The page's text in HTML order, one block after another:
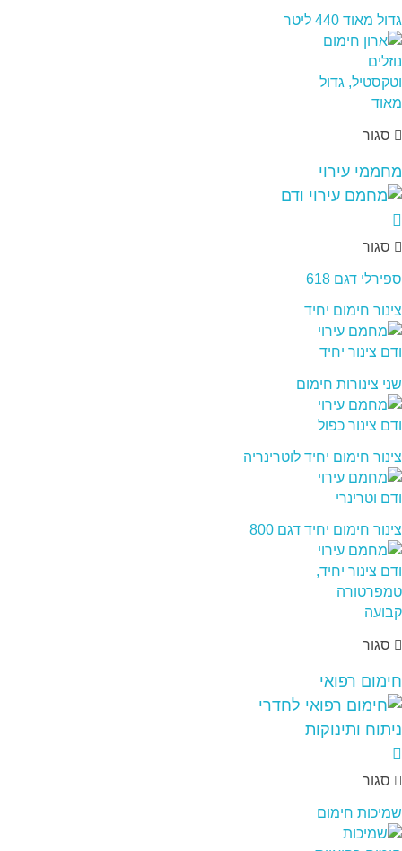
גדול מאוד 440 ליטר
סגור
מחממי עירוי
סגור
ספירלי דגם 618
צינור חימום יחיד
שני צינורות חימום
צינור חימום יחיד לוטרינריה
צינור חימום יחיד דגם 800
סגור
חימום רפואי
סגור
שמיכות חימום